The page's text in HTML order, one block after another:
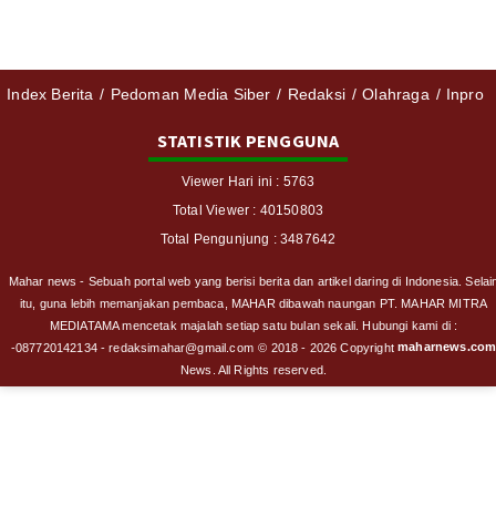
Index Berita Pedoman Media Siber Redaksi Olahraga Inpro
STATISTIK PENGGUNA
Viewer Hari ini : 5763
Total Viewer : 40150803
Total Pengunjung : 3487642
Mahar news - Sebuah portal web yang berisi berita dan artikel daring di Indonesia.
itu, guna lebih memanjakan pembaca, MAHAR dibawah naungan PT. MAHAR MITRA
MEDIATAMA mencetak majalah setiap satu bulan sekali. Hubungi kami di :
-087720142134 - redaksimahar@gmail.com © 2018 - 2026 Copyrightmaharnews.com
News. All Rights reserved.